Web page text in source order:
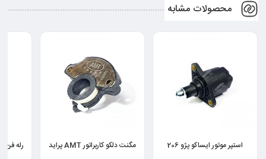
محصولات مشابه
مگنت دلکو کاربراتور AMT پراید
رله فن آرمان کار پژو 405 پارس